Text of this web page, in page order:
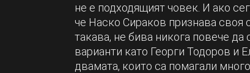
не е подходящият човек. И ако
че Наско Сираков признава своя
такава, не бива никога повече
варианти като Георги Тодоров и
двамата, които са помагали